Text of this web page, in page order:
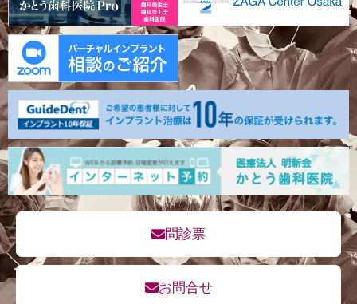
問診票
お問合せ